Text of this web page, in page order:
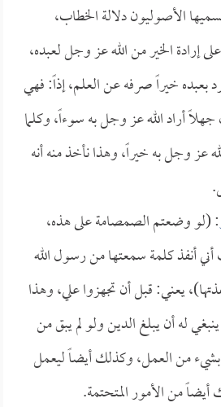
الأصوليون دلالة الخطاب،
إرادة الخير من الله عز وجل لعبده،
بعبده خيراً صرفه عن العلم، إذاً: فهي
جهلاً أراد الله عز وجل به سوءاً، وكلما
عز وجل به خيراً، وهذا نأخذ منه أنه
: (لو وضعتم الصمصامة على هذه،
أنفذ كلمة سمعتها من رسول الله
يعني: قبل أن تجهزوا علي، وهذا
له أن يبلغ الدين ولو لم يبق من
من العمل، وكذلك أيضاً ليعمل
أيضاً من الأمور المتحتمة.